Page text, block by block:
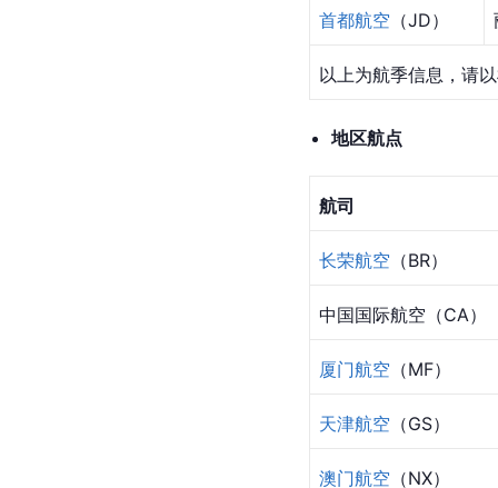
首都航空 （JD）
以上为航季信息，请
地区航点
航司
长荣航空 （BR）
中国国际航空（CA）
厦门航空 （MF）
天津航空 （GS）
澳门航空 （NX）